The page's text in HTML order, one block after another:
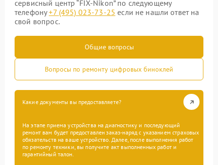
сервисный центр “FIX-Nikon” по следующему
телефону+7 (495) 023-73-25 если не нашли ответ на
свой вопрос.
Общие вопросы
Вопросы по ремонту цифровых биноклей
Какие документы вы предоставляете?
На этапе приема устройства на диагностику и последующий
ремонт вам будет предоставлен заказ-наряд с указанием страховых
обязательств на ваше устройство. Далее, после выполнения работ
по ремонту техники, вы получите акт выполненных работ и
гарантийный талон.